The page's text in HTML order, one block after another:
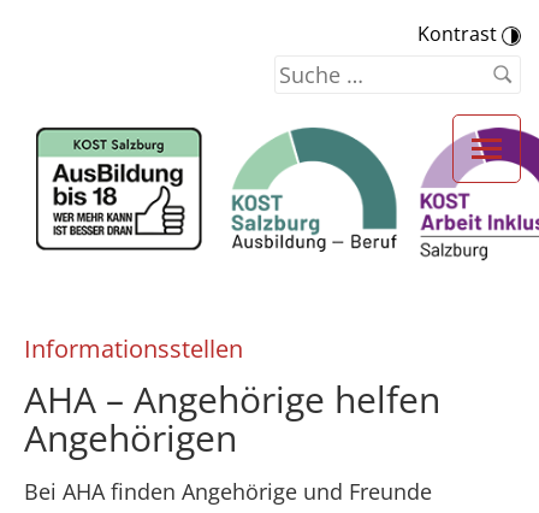
Kontrast
Informationsstellen
AHA – Angehörige helfen
Angehörigen
Bei AHA finden Angehörige und Freunde